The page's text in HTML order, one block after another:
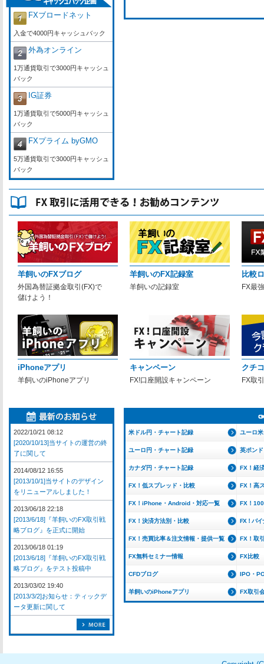
FXブロードネット
入金で4000円キャッシュバック
外為オンライン
1万通貨取引で3000円キャッシュ
バック
IG証券
1万通貨取引で5000円キャッシュ
バック
FXプライム byGMO
5万通貨取引で3000円キャッシュ
バック
羊飼いのFXブログ
外国為替証拠金取引(FX)で
儲けよう！
羊飼いのFX記録室
羊飼いの記録室
比較
FX最
iPhoneアプリ
羊飼いのiPhoneアプリ
キャンペーン
FX!口座開設キャンペーン
クチ
FX取
米ドル円・チャート記録 ユーロ
ユーロ円・チャート記録 英ポン
カナダ円・チャート記録 FX！経
FX！低スプレッド・比較 FX！高
FX！iPhone・Android・対応一覧 FX！
FX！決済方法別・比較 FX！バイ
FX！売買比率＆注文情報・提供一覧 FX！取
FX無料セミナー情報 FX比較
CFDブログ IPO・
羊飼いのiPhoneアプリ FX取引
2022/10/21 08:12
[2020/10/13]当サイトの運営の終
了に関して
2014/08/12 16:55
[2013/10/1]当サイトのデザイン
をリニューアルしました！
2013/06/18 22:18
[2013/6/18]『羊飼いのFX取引戦
略ブログ』を正式に開始
2013/06/18 01:19
[2013/6/18]『羊飼いのFX取引戦
略ブログ』をテスト投稿中
2013/03/02 19:40
[2013/3/2]お知らせ：ティックデ
ータ更新に関して